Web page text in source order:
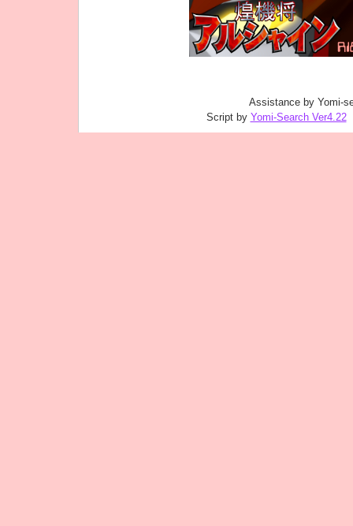
Assistance by Yomi-
Script by Yomi-Search Ver4.22